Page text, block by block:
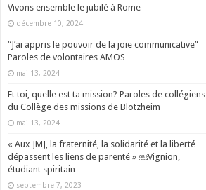
Vivons ensemble le jubilé à Rome
décembre 10, 2024
“J’ai appris le pouvoir de la joie communicative”
Paroles de volontaires AMOS
mai 13, 2024
Et toi, quelle est ta mission? Paroles de collégiens
du Collège des missions de Blotzheim
mai 13, 2024
« Aux JMJ, la fraternité, la solidarité et la liberté
dépassent les liens de parenté » ￼Vignion,
étudiant spiritain
septembre 7, 2023